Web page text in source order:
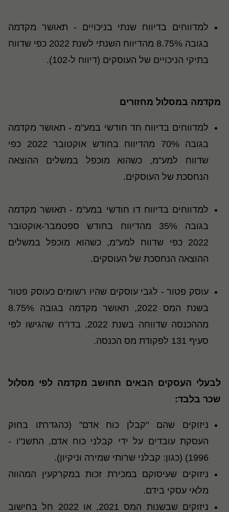
למדווחים בדיווח שנתי בניכויים - תאושר מקדמה
בגובה 8.75% מהדיווח השנתי לשנת 2022 כפי שדווח
בתיקי הניכויים של העוסקים (דיווח ל-102).
מקדמה במסלול מחזורים
למדווחים בדיווח חד חודשי במע"מ - תאושר מקדמה
בגובה 70% מהדיווח בחודש אוקטובר 2022 כפי
שדווח למע"מ, כשהוא מוכפל במשלים ההוצאה
הנחסכת של העוסקים.
למדווחים בדיווח דו חודשי במע"מ - תאושר מקדמה
בגובה 35% מהדיווח בחודש ספטמבר-אוקטובר
2022 כפי שדווח למע"מ, כשהוא מוכפל במשלים
ההוצאה הנחסכת של העוסקים.
עוסק פטור - לגבי עוסקים שהיו רשומים כעוסק פטור
בשנת המס 2022, תאושר מקדמה בגובה 8.75%
מההכנסה שדווחה בשנת 2022, בדו"ח שהגישו לפי
סעיף 131 לפקודת מס הכנסה.
לבעלי העסקים הבאים תחושב מקדמה לפי מסלול
שכר בלבד:
ניזוקים שהם "קבלן כוח אדם" (כהגדרתו בחוק
העסקת עובדים על ידי קבלני כוח אדם, התשנ"ו -
1996) (כגון: קבלני שרותי שמירה וניקיון).
ניזוקים שעיסוקם במכירת זכות במקרקעין המהווה
מלאי עסקי בידם.
ניזוקים שבשנות המס 2021, או 2022 חל בחישוב